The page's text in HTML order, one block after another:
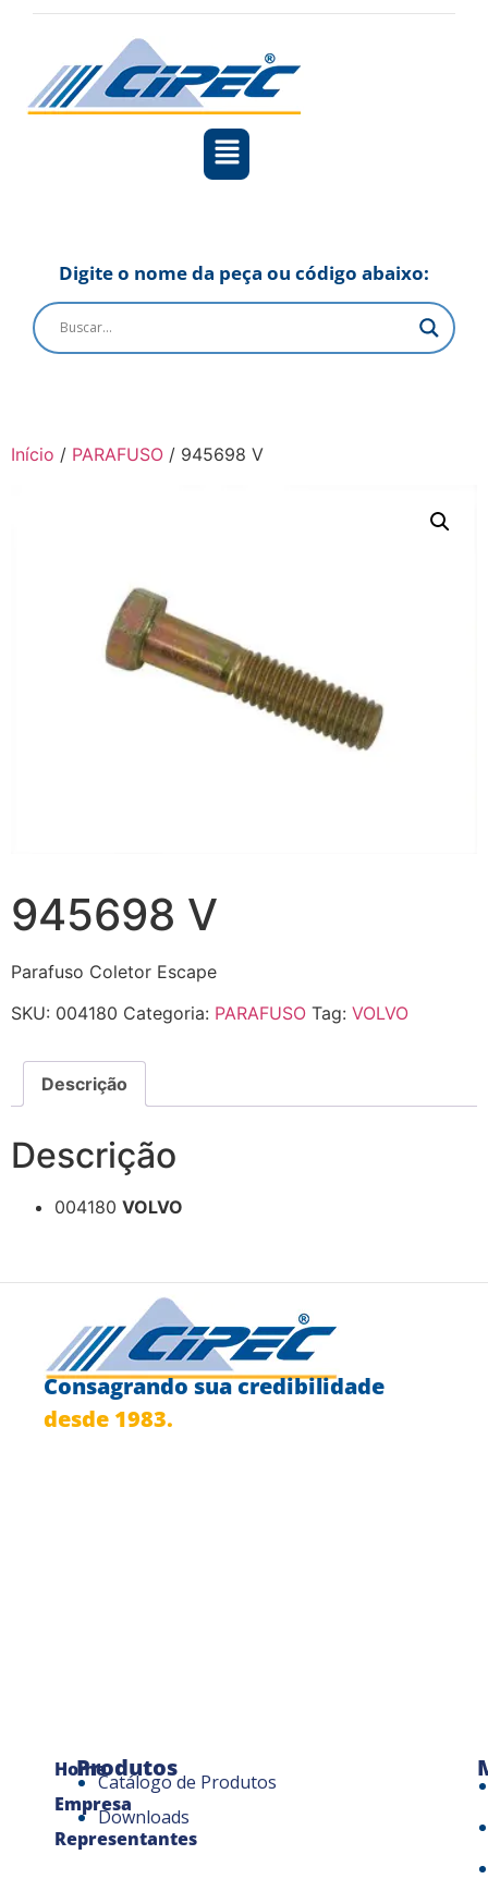
Digite o nome da peça ou código abaixo:
Início / PARAFUSO / 945698 V
945698 V
Parafuso Coletor Escape
SKU: 004180 Categoria: PARAFUSO Tag: VOLVO
Descrição
Descrição
004180 VOLVO
Consagrando sua credibilidade
desde 1983.
Home
Empresa
Representantes
Produtos
Catálogo de Produtos
Downloads